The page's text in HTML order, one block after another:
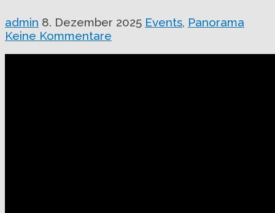
admin 8. Dezember 2025 Events, Panorama
Keine Kommentare